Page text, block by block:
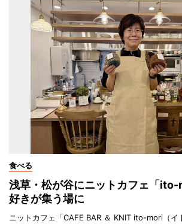
食べる
浅草・松が谷にニットカフェ「
好きが集う場に
ニットカフェ「CAFE BAR ＆ KNIT ito-mori（イ